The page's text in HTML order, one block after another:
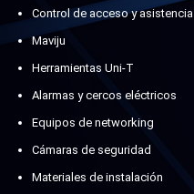
Control de acceso y asistencia
Maviju
Herramientas Uni-T
Alarmas y cercos eléctricos
Equipos de networking
Cámaras de seguridad
Materiales de instalación